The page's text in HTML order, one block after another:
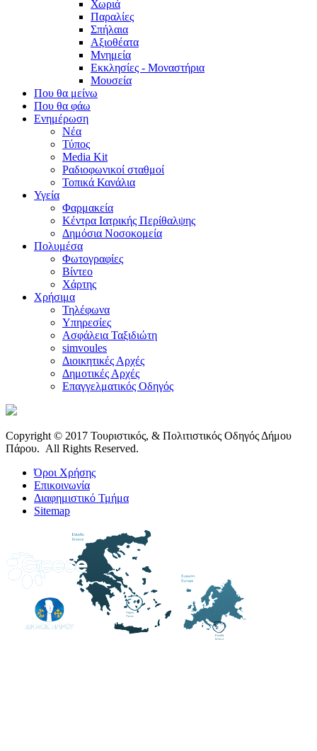
Χωριά
Παραλίες
Σπήλαια
Αξιοθέατα
Μνημεία
Εκκλησίες - Μοναστήρια
Μουσεία
Που θα μείνω
Που θα φάω
Ενημέρωση
Νέα
Τύπος
Media Kit
Ραδιοφωνικοί σταθμοί
Τοπικά Κανάλια
Υγεία
Φαρμακεία
Κέντρα Ιατρικής Περίθαλψης
Δημόσια Νοσοκομεία
Πολυμέσα
Φωτογραφίες
Bίντεο
Χάρτης
Χρήσιμα
Τηλέφωνα
Υπηρεσίες
Ασφάλεια Ταξιδιώτη
simvoules
Διοικητικές Αρχές
Δημοτικές Αρχές
Επαγγελματικός Οδηγός
Copyright © 2017 Τουριστικός, & Πολιτιστικός Οδηγός Δήμου
Πάρου. All Rights Reserved.
Όροι Χρήσης
Επικοινωνία
Διαφημιστικό Τμήμα
Sitemap